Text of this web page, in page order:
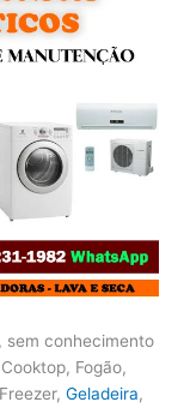
sem conhecimento
Fogão,
Geladeira,